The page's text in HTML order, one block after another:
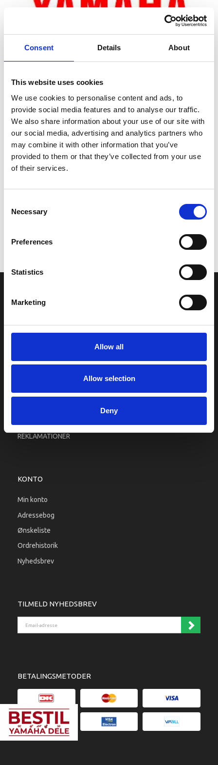
Consent Details About
This website uses cookies
We use cookies to personalise content and ads, to
provide social media features and to analyse our traffic.
We also share information about your use of our site with
our social media, advertising and analytics partners who
may combine it with other information that you’ve
provided to them or that they’ve collected from your use
of their services.
Selection
Necessary
Preferences
Statistics
Marketing
Allow all
Allow selection
Deny
Leveringstid er 5-6 dag(e)
Model/varenr.: F0VU417C6000
403,63 DKK
Læg i kurv
Vi oplever i øjeblikket store og hyppige prisændringer i markedet.
Derfor kan der i enkelte tilfælde være produkter, som ikke kan
INFORMATIONER
Fragt og levering
Betingelser & Vilkår
Købsgaranti
REKLAMATIONER
KONTO
Min konto
Adressebog
Ønskeliste
Ordrehistorik
Nyhedsbrev
TILMELD NYHEDSBREV
BETALINGSMETODER